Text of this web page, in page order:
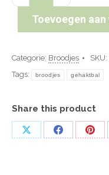
aantalToevoegen
Categorie: Broodjes SKU:
Tags:
broodjes gehaktbal
Share this product
Deel
Deel
Deel